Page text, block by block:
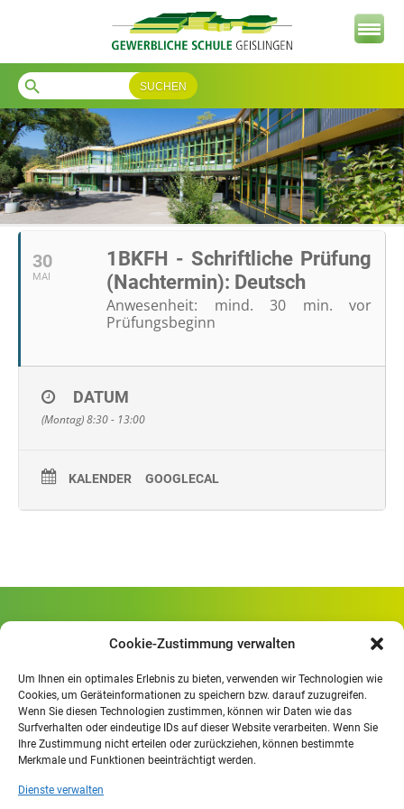
Cookie-Zustimmung verwalten
Um Ihnen ein optimales Erlebnis zu bieten, verwenden wir Technologien wie
Cookies, um Geräteinformationen zu speichern bzw. darauf zuzugreifen.
Wenn Sie diesen Technologien zustimmen, können wir Daten wie das
Surfverhalten oder eindeutige IDs auf dieser Website verarbeiten. Wenn Sie
Ihre Zustimmung nicht erteilen oder zurückziehen, können bestimmte
Merkmale und Funktionen beeinträchtigt werden.
Dienste verwalten
search
30
MAI
1BKFH - Schriftliche Prüfung
(Nachtermin): Deutsch
Anwesenheit: mind. 30 min. vor
Prüfungsbeginn
DATUM
(Montag) 8:30 - 13:00
KALENDER GOOGLECAL
Rheinlandstraße 80
Öffnungszeiten
Mo. - Fr.
07.30 - 13.00 Uhr
Mo. - Do.
13:30 - 15.30 Uhr